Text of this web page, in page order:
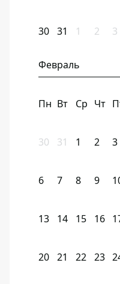
30 31 1 2 3
Февраль
Пн Вт Ср Чт
30 31 1 2 3
6 7 8 9
13 14 15 16
20 21 22 23